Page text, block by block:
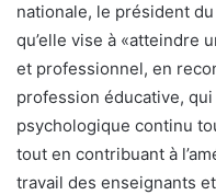
nationale, le président
qu’elle vise à «atteindre
et professionnel, en
profession éducative,
psychologique continu
tout en contribuant à
travail des enseignants